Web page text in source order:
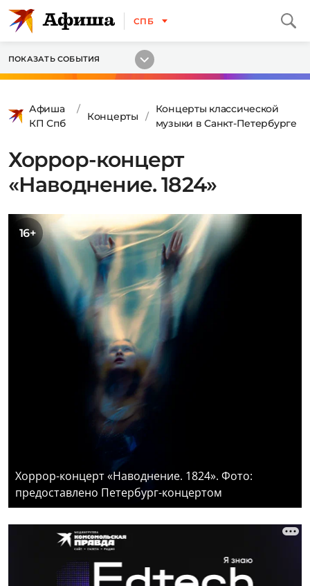
СПБ
ПОКАЗАТЬ СОБЫТИЯ
Афиша
КП Спб
Концерты
Концерты классической
музыки в Санкт-Петербурге
Хоррор-концерт
«Наводнение. 1824»
16+
Хоррор-концерт «Наводнение. 1824». Фото:
предоставлено Петербург-концертом